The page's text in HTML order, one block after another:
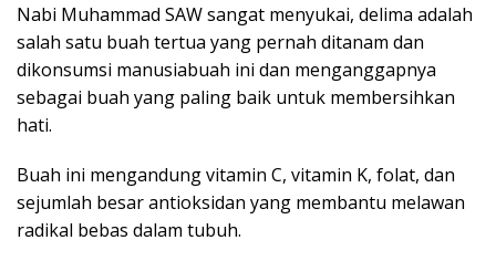
Nabi Muhammad SAW sangat menyukai, delima adalah
salah satu buah tertua yang pernah ditanam dan
dikonsumsi manusiabuah ini dan menganggapnya
sebagai buah yang paling baik untuk membersihkan
hati.
Buah ini mengandung vitamin C, vitamin K, folat, dan
sejumlah besar antioksidan yang membantu melawan
radikal bebas dalam tubuh.